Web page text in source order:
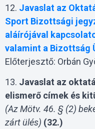
12. Javaslat az
Sport Bizottsági
aláírójával
valamint a Bizottság
Előterjesztő: Orbán
13. Javaslat az
elismerő címek és
(Az Mötv. 46. § (2)
zárt ülés) (32.)